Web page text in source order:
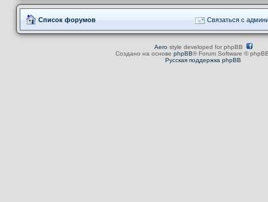
Список форумов Связаться с
Aerostyle developed for phpBB
Создано на основе phpBB® Forum Software ©
Русская поддержка phpBB